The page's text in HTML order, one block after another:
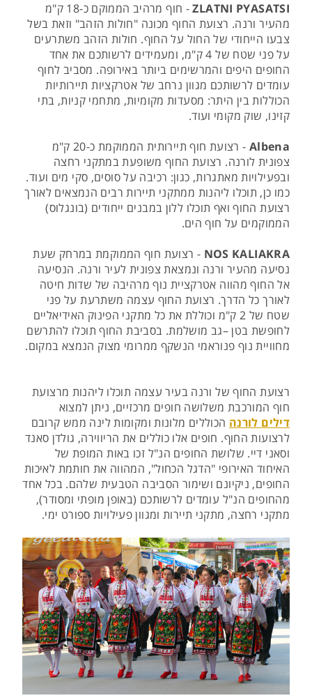
ZLATNI PYASATSI
- חוף מרהיב הממוקם כ-18 ק"מ
מהעיר ורנה. רצועת החוף מכונה "חולות הזהב" וזאת בשל
צבעו הייחודי של החול על החוף. חולות הזהב משתרעים
על פני שטח של 4 ק"מ, ומעמידים לרשותכם את אחד
החופים היפים והמרשימים ביותר באירופה. מסביב לחוף
עומדים לרשותכם מגוון נרחב של אטרקציות תיירותיות
הכוללות בין היתר: מסעדות מקומיות, מתחמי קניות, בתי
קזינו, שוק מקומי ועוד.
Albena
- רצועת חוף תיירותית הממוקמת כ-20 ק"מ
צפונית לורנה. רצועת החוף משופעת במתקני רחצה
ובפעילויות מאתגרות, כגון: רכיבה על סוסים, סקי מים ועוד.
כמו כן, תוכלו ליהנות ממתקני תיירות רבים הנמצאים לאורך
רצועת החוף ואף תוכלו ללון במבנים ייחודים (בונגלוס)
הממוקמים על חוף הים.
NOS KALIAKRA - רצועת חוף הממוקמת במרחק שעת
נסיעה מהעיר ורנה ונמצאת צפונית לעיר ורנה. הנסיעה
אל החוף מהווה אטרקציית נוף מרהיבה של שדות חיטה
לאורך כל הדרך. רצועת החוף עצמה משתרעת על פני
שטח של 2 ק"מ וכוללת את כל מתקני הפינוק האידיאליים
לחופשת בטן –גב מושלמת. בסביבת החוף תוכלו להתרשם
מחוויית נוף פנוראמי הנשקף ממרומי מצוק הנמצא במקום.
רצועת החוף של ורנה בעיר עצמה תוכלו ליהנות מרצועת
חוף המורכבת משלושה חופים מרכזיים, ניתן למצוא
דילים לורנה הכוללים מלונות ומקומות לינה ממש קרובם
לרצועות החוף. חופים אלו כוללים את הריווירה, גולדן סאנד
וסאני דיי. שלושת החופים הנ"ל זכו באות המופת של
האיחוד האירופי "הדגל הכחול", המהווה את חותמת לאיכות
החופים, ניקיונם ושימור הסביבה הטבעית שלהם. בכל אחד
מהחופים הנ"ל עומדים לרשותכם (באופן מופתי ומסודר),
מתקני רחצה, מתקני תיירות ומגוון פעילויות ספורט ימי.